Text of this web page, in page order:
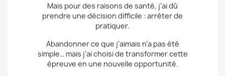
Mais pour des raisons de santé, j’ai dû
prendre une décision difficile : arrêter de
pratiquer.
Abandonner ce que j’aimais n’a pas été
simple… mais j’ai choisi de transformer cette
épreuve en une nouvelle opportunité.